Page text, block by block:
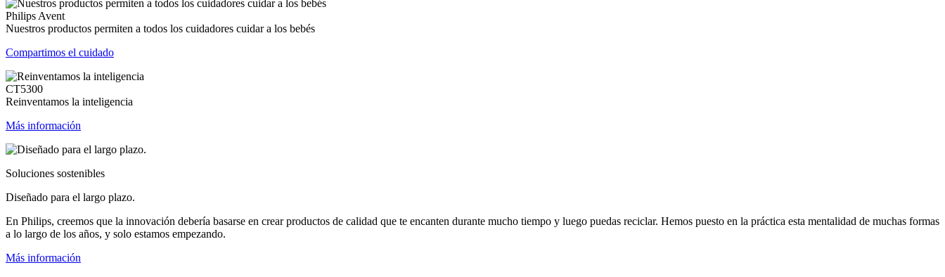
Philips Avent
Nuestros productos permiten a todos los cuidadores cuidar a los bebés
Compartimos el cuidado
CT5300
Reinventamos la inteligencia
Más información
Soluciones sostenibles
Diseñado para el largo plazo.
En Philips, creemos que la innovación debería basarse en crear productos de calidad que te encanten durante mucho tiempo y luego puedas reciclar. Hemos puesto en la práctica esta mentalidad de muchas formas
a lo largo de los años, y solo estamos empezando.
Más información